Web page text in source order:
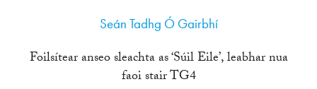
Seán Tadhg Ó Gairbhí
Foilsítear anseo sleachta as ‘Súil Eile’, leabhar nua
faoi stair TG4